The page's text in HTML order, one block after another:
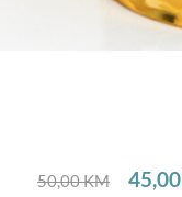
50,00KM 45,00